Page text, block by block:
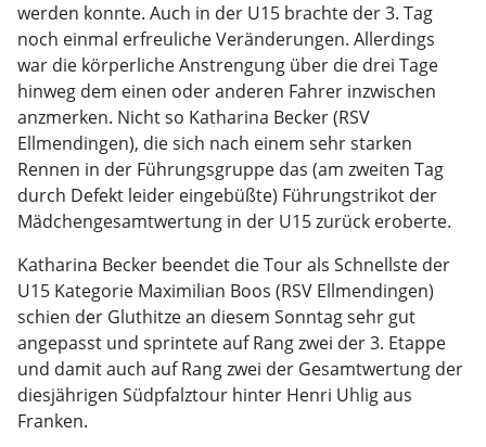
werden konnte. Auch in der U15 brachte der 3. Tag
noch einmal erfreuliche Veränderungen. Allerdings
war die körperliche Anstrengung über die drei Tage
hinweg dem einen oder anderen Fahrer inzwischen
anzmerken. Nicht so Katharina Becker (RSV
Ellmendingen), die sich nach einem sehr starken
Rennen in der Führungsgruppe das (am zweiten Tag
durch Defekt leider eingebüßte) Führungstrikot der
Mädchengesamtwertung in der U15 zurück eroberte.
Katharina Becker beendet die Tour als Schnellste der
U15 Kategorie Maximilian Boos (RSV Ellmendingen)
schien der Gluthitze an diesem Sonntag sehr gut
angepasst und sprintete auf Rang zwei der 3. Etappe
und damit auch auf Rang zwei der Gesamtwertung der
diesjährigen Südpfalztour hinter Henri Uhlig aus
Franken.